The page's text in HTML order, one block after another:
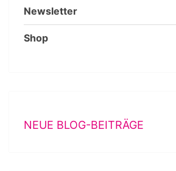
Newsletter
Shop
NEUE BLOG-BEITRÄGE